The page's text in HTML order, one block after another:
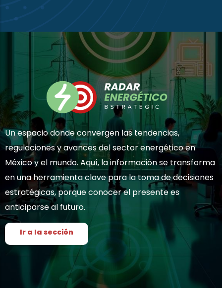
Un espacio donde convergen las tendencias,
regulaciones y avances del sector energético en
México y el mundo. Aquí, la información se transforma
en una herramienta clave para la toma de decisiones
estratégicas, porque conocer el presente es
anticiparse al futuro.
Ir a la sección